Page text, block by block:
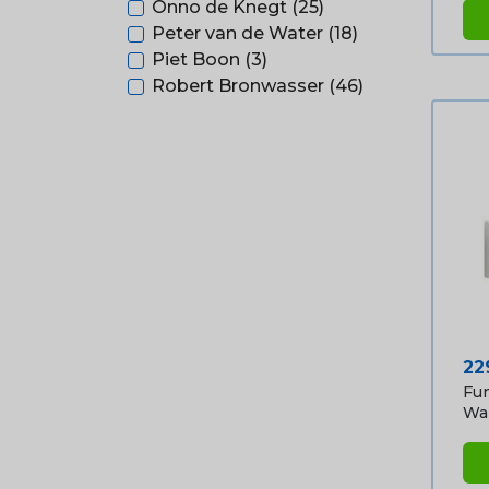
Onno de Knegt (25)
Peter van de Water (18)
Piet Boon (3)
Robert Bronwasser (46)